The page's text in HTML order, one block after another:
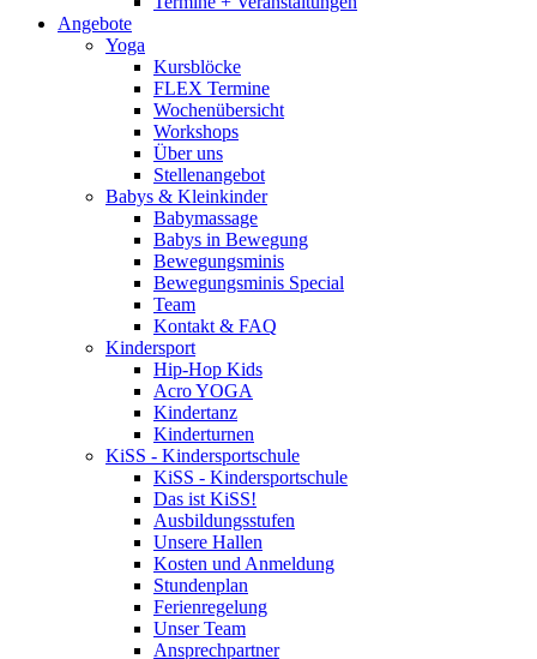
Angebote
Yoga
Kursblöcke
FLEX Termine
Wochenübersicht
Workshops
Über uns
Stellenangebot
Babys & Kleinkinder
Babymassage
Babys in Bewegung
Bewegungsminis
Bewegungsminis Special
Team
Kontakt & FAQ
Kindersport
Hip-Hop Kids
Acro YOGA
Kindertanz
Kinderturnen
KiSS - Kindersportschule
KiSS - Kindersportschule
Das ist KiSS!
Ausbildungsstufen
Unsere Hallen
Kosten und Anmeldung
Stundenplan
Ferienregelung
Unser Team
Ansprechpartner